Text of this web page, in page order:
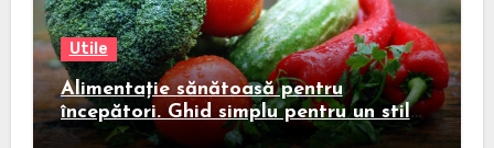
Utile
Alimentație sănătoasă pentru
începători. Ghid simplu pentru un stil
de viață echilibrat